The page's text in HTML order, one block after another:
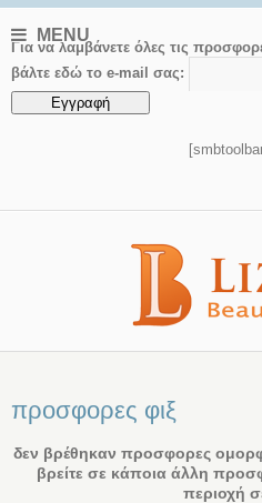
MENU
Για να λαμβάνετε όλες τις
βάλτε εδώ το e-mail σας:
προσφορες φιξ
δεν βρέθηκαν προσφορες
βρείτε σε κάποια άλλη
περιοχή